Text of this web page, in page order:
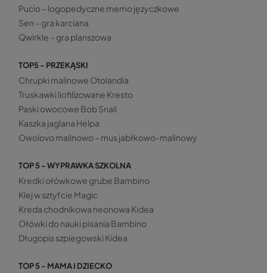
Pucio – logopedyczne memo języczkowe
Sen – gra karciana
Qwirkle – gra planszowa
TOP5 - PRZEKĄSKI
Chrupki malinowe Otolandia
Truskawki liofilizowane Kresto
Paski owocowe Bob Snail
Kaszka jaglana Helpa
Owolovo malinowo – mus jabłkowo-malinowy
TOP 5 - WYPRAWKA SZKOLNA
Kredki ołówkowe grube Bambino
Klej w sztyfcie Magic
Kreda chodnikowa neonowa Kidea
Ołówki do nauki pisania Bambino
Długopis szpiegowski Kidea
TOP 5 - MAMA I DZIECKO